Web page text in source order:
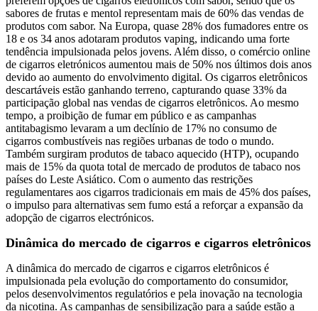
sabores de frutas e mentol representam mais de 60% das vendas de
produtos com sabor. Na Europa, quase 28% dos fumadores entre os
18 e os 34 anos adotaram produtos vaping, indicando uma forte
tendência impulsionada pelos jovens. Além disso, o comércio online
de cigarros eletrónicos aumentou mais de 50% nos últimos dois anos
devido ao aumento do envolvimento digital. Os cigarros eletrônicos
descartáveis ​​estão ganhando terreno, capturando quase 33% da
participação global nas vendas de cigarros eletrônicos. Ao mesmo
tempo, a proibição de fumar em público e as campanhas
antitabagismo levaram a um declínio de 17% no consumo de
cigarros combustíveis nas regiões urbanas de todo o mundo.
Também surgiram produtos de tabaco aquecido (HTP), ocupando
mais de 15% da quota total de mercado de produtos de tabaco nos
países do Leste Asiático. Com o aumento das restrições
regulamentares aos cigarros tradicionais em mais de 45% dos países,
o impulso para alternativas sem fumo está a reforçar a expansão da
adopção de cigarros electrónicos.
Dinâmica do mercado de cigarros e cigarros eletrônicos
A dinâmica do mercado de cigarros e cigarros eletrônicos é
impulsionada pela evolução do comportamento do consumidor,
pelos desenvolvimentos regulatórios e pela inovação na tecnologia
da nicotina. As campanhas de sensibilização para a saúde estão a